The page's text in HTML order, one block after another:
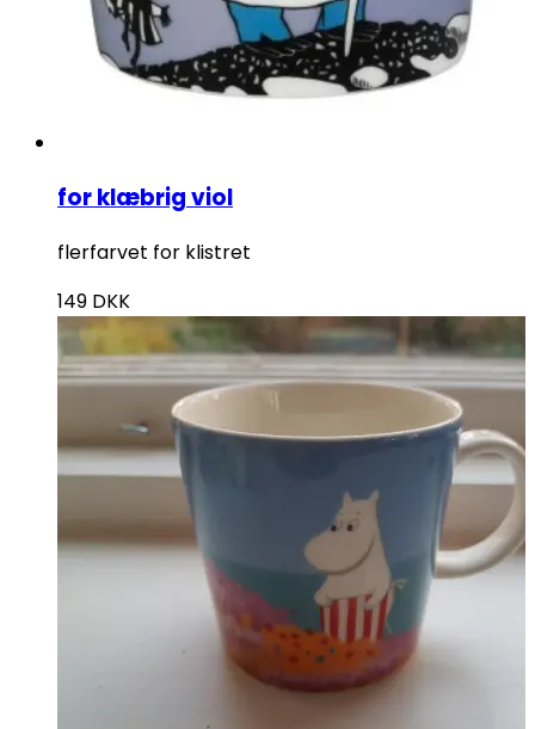
for klæbrig viol
flerfarvet for klistret
149 DKK